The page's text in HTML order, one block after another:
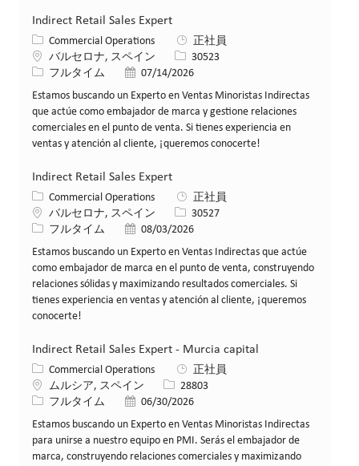
Indirect Retail Sales Expert
カテゴリー
Commercial Operations
正社員
場所バルセロナ, スペイン 求人ID30523
役職フルタイム 投稿日07/14/2026
Estamos buscando un Experto en Ventas Minoristas Indirectas
que actúe como embajador de marca y gestione relaciones
comerciales en el punto de venta. Si tienes experiencia en
ventas y atención al cliente, ¡queremos conocerte!
Indirect Retail Sales Expert
カテゴリー
Commercial Operations
正社員
場所バルセロナ, スペイン 求人ID30527
役職フルタイム 投稿日08/03/2026
Estamos buscando un Experto en Ventas Indirectas que actúe
como embajador de marca en el punto de venta, construyendo
relaciones sólidas y maximizando resultados comerciales. Si
tienes experiencia en ventas y atención al cliente, ¡queremos
conocerte!
Indirect Retail Sales Expert - Murcia capital
カテゴリー
Commercial Operations
正社員
場所ムルシア, スペイン 求人ID28803
役職フルタイム 投稿日06/30/2026
Estamos buscando un Experto en Ventas Minoristas Indirectas
para unirse a nuestro equipo en PMI. Serás el embajador de
marca, construyendo relaciones comerciales y maximizando